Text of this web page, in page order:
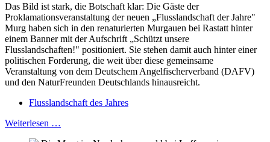
Das Bild ist stark, die Botschaft klar: Die Gäste der
Proklamationsveranstaltung der neuen „Flusslandschaft der Jahre"
Murg haben sich in den renaturierten Murgauen bei Rastatt hinter
einem Banner mit der Aufschrift „Schützt unsere
Flusslandschaften!" positioniert. Sie stehen damit auch hinter einer
politischen Forderung, die weit über diese gemeinsame
Veranstaltung von dem Deutschem Angelfischerverband (DAFV)
und den NaturFreunden Deutschlands hinausreicht.
Flusslandschaft des Jahres
Weiterlesen …